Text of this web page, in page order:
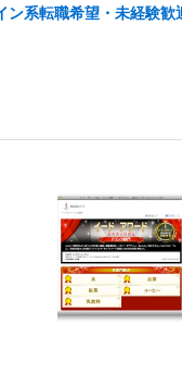
系転職希望・未経験